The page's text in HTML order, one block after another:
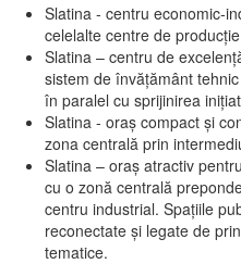
Slatina - centru economic-
celelalte centre de
Slatina – centru de
sistem de învăţământ
în paralel cu sprijinirea
Slatina - oraş compact şi
zona centrală prin
Slatina – oraş atractiv
cu o zonă centrală
centru industrial. Spaţiile
reconectate şi legate de
tematice.